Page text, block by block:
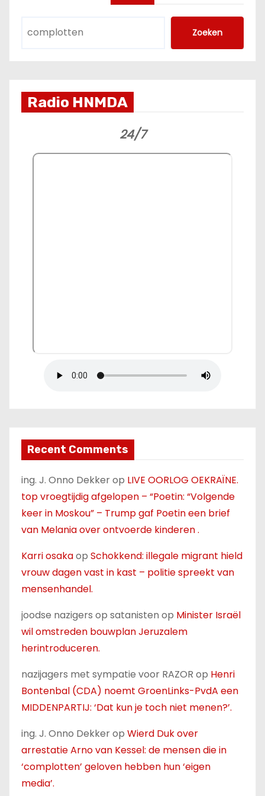
Zoeken
Radio HNMDA
24/7
Recent Comments
ing. J. Onno Dekkerop LIVE OORLOG OEKRAÏNE.
top vroegtijdig afgelopen – “Poetin: “Volgende
keer in Moskou” – Trump gaf Poetin een brief
van Melania over ontvoerde kinderen .
Karri osakaop Schokkend: illegale migrant hield
vrouw dagen vast in kast – politie spreekt van
mensenhandel.
joodse nazigers op satanisten op Minister Israël
wil omstreden bouwplan Jeruzalem
herintroduceren.
nazijagers met sympatie voor RAZOR op Henri
Bontenbal (CDA) noemt GroenLinks-PvdA een
MIDDENPARTIJ: ‘Dat kun je toch niet menen?’.
ing. J. Onno Dekkerop Wierd Duk over
arrestatie Arno van Kessel: de mensen die in
‘complotten’ geloven hebben hun ‘eigen
media’.